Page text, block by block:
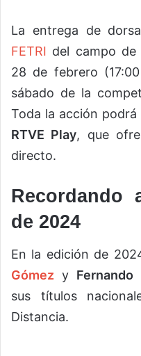
La entrega de
FETRI del campo
28 de febrero
sábado de la
Toda la acción podrá
RTVE Play, que
directo.
Recordando
de 2024
En la edición de
Gómez y Fernando
sus títulos
Distancia.